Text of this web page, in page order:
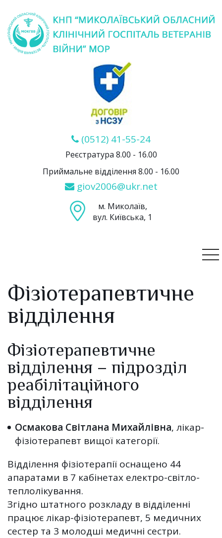
(0512) 41-55-24
Реєстратура 8.00 - 16.00
Приймальне відділення 8.00 - 16.00
giov2006@ukr.net
м. Миколаїв,
вул. Київська, 1
Фізіотерапевтичне
відділення
Фізіотерапевтичне
відділення – підрозділ
реабілітаційного
відділення
Осмакова Світлана Михайлівна, лікар-
фізіотерапевт вищої категорії.
Відділення фізіотерапії оснащено 44
апаратами в 7 кабінетах електро-світло-
теплолікування.
Згідно штатного розкладу в відділенні
працює лікар-фізіотерапевт, 5 медичних
сестер та 3 молодші медичні сестри.